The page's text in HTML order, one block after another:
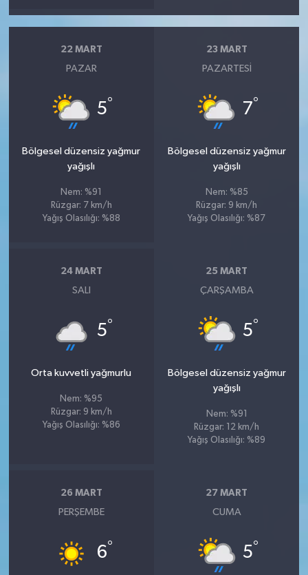
22 MART
PAZAR
5°
Bölgesel düzensiz yağmur
yağışlı
Nem: %91
Rüzgar: 7 km/h
Yağış Olasılığı: %88
23 MART
PAZARTESI
7°
Bölgesel düzensiz yağmur
yağışlı
Nem: %85
Rüzgar: 9 km/h
Yağış Olasılığı: %87
24 MART
SALI
5°
Orta kuvvetli yağmurlu
Nem: %95
Rüzgar: 9 km/h
Yağış Olasılığı: %86
25 MART
ÇARŞAMBA
5°
Bölgesel düzensiz yağmur
yağışlı
Nem: %91
Rüzgar: 12 km/h
Yağış Olasılığı: %89
26 MART
PERŞEMBE
6°
27 MART
CUMA
5°